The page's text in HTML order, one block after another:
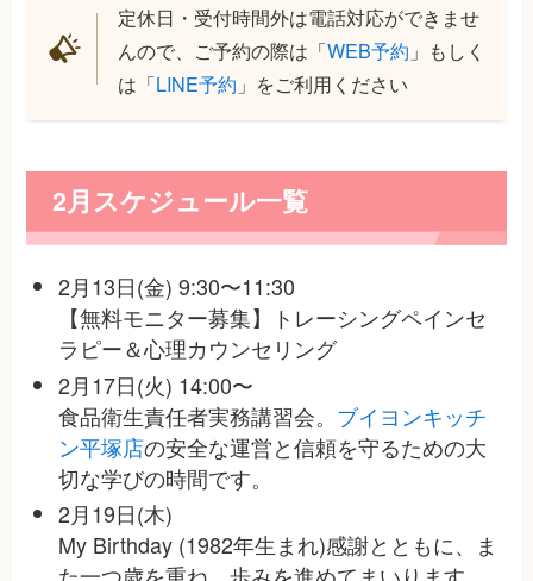
定休日・受付時間外は電話対応ができませ
んので、ご予約の際は「WEB予約 」もしく
は「LINE予約 」をご利用ください
2月スケジュール一覧
2月13日(金) 9:30〜11:30
【無料モニター募集】トレーシングペインセ
ラピー＆心理カウンセリング
2月17日(火) 14:00〜
食品衛生責任者実務講習会。 ブイヨンキッチ
ン平塚店の安全な運営と信頼を守るための大
切な学びの時間です。
2月19日(木)
My Birthday (1982年生まれ)感謝とともに、ま